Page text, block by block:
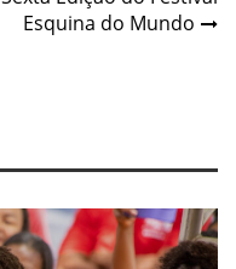
Esquina do Mundo